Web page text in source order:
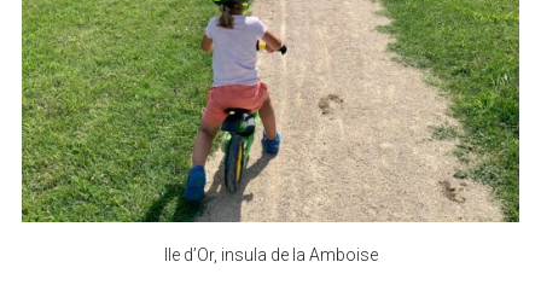
Ile d’Or, insula de la Amboise